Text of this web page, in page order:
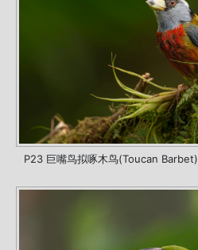
P23 巨嘴鸟拟啄木鸟(Toucan Barbet)